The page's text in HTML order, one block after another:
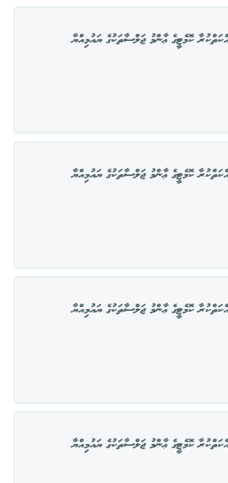
ކޮމެޓީގެ ޢާންމު ޖަލްސާތަކުގެ ޔައުމިއްޔާ
ކޮމެޓީގެ ޢާންމު ޖަލްސާތަކުގެ ޔައުމިއްޔާ
ކޮމެޓީގެ ޢާންމު ޖަލްސާތަކުގެ ޔައުމިއްޔާ
ކޮމެޓީގެ ޢާންމު ޖަލްސާތަކުގެ ޔައުމިއްޔާ